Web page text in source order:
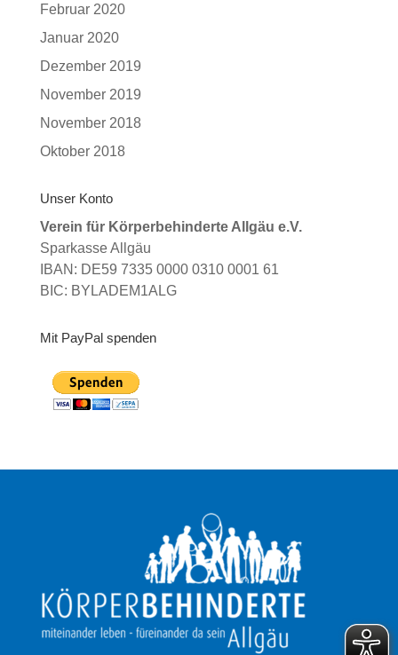
Februar 2020
Januar 2020
Dezember 2019
November 2019
November 2018
Oktober 2018
Unser Konto
Verein für Körperbehinderte Allgäu e.V.
Sparkasse Allgäu
IBAN: DE59 7335 0000 0310 0001 61
BIC: BYLADEM1ALG
Mit PayPal spenden